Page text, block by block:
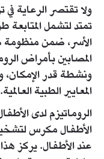
ولا تقتصر الرعاية
تمتد لتشمل المتابعة
الأسر، ضمن منظومة
المصابين بأمراض
ونشطة قدر الإمكان،
المعايير الطبية العالمية.
الروماتيزم لدى
الأطفال مكرس
عند الأطفال. يركز